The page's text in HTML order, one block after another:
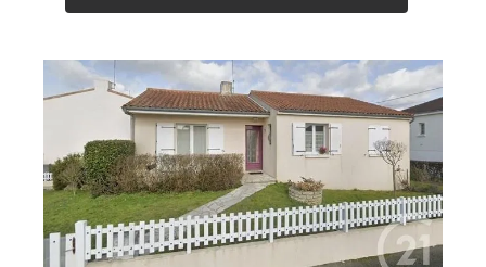
LUCON 85
88,64 m2, 4 pièces
Ref : 1137
Maison à vendre
190 800 €
Visiter le site dédié